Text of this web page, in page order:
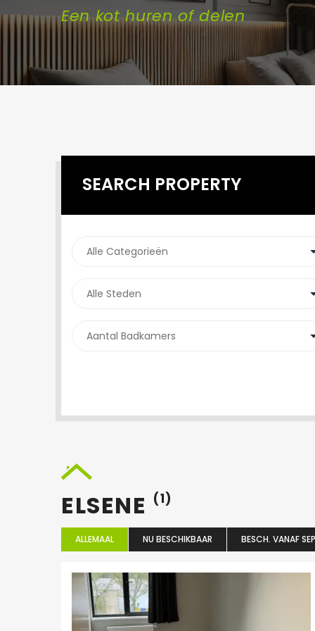
Een kot huren of delen
SEARCH PROPERTY
ELSENE (1)
ALLEMAAL NU BESCHIKBAAR BESCH. VANAF